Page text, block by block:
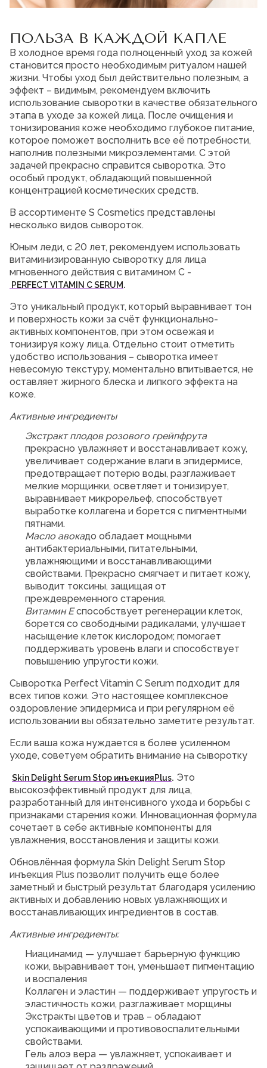
Доставка и оплата
Магазины
Блог
Контакты
Франшиза
Интернет-магазин:
+7-987-089-69-00
8 (800) 600-94-04
Заказать звонок
ПОЛЬЗА В КАЖДОЙ КАПЛЕ
В холодное время года полноценный уход за кожей
становится просто необходимым ритуалом нашей
жизни. Чтобы уход был действительно полезным, а
эффект – видимым, рекомендуем включить
использование сыворотки в качестве обязательного
этапа в уходе за кожей лица. После очищения и
тонизирования коже необходимо глубокое питание,
которое поможет восполнить все её потребности,
наполнив полезными микроэлементами. С этой
задачей прекрасно справится сыворотка. Это
особый продукт, обладающий повышенной
концентрацией косметических средств.
В ассортименте S Cosmetics представлены
несколько видов сывороток.
Юным леди, c 20 лет, рекомендуем использовать
витаминизированную сыворотку для лица
мгновенного действия с витамином С -
PERFECT VITAMIN C SERUM.
Это уникальный продукт, который выравнивает тон
и поверхность кожи за счёт функционально-
активных компонентов, при этом освежая и
тонизируя кожу лица. Отдельно стоит отметить
удобство использования – сыворотка имеет
невесомую текстуру, моментально впитывается, не
оставляет жирного блеска и липкого эффекта на
коже.
Активные ингредиенты
Экстракт плодов розового грейпфрута
прекрасно увлажняет и восстанавливает кожу,
увеличивает содержание влаги в эпидермисе,
предотвращает потерю воды, разглаживает
мелкие морщинки, осветляет и тонизирует,
выравнивает микрорельеф, способствует
выработке коллагена и борется с пигментными
пятнами.
Масло авокадо обладает мощными
антибактериальными, питательными,
увлажняющими и восстанавливающими
свойствами. Прекрасно смягчает и питает кожу,
выводит токсины, защищая от
преждевременного старения.
Витамин Еспособствует регенерации клеток,
борется со свободными радикалами, улучшает
насыщение клеток кислородом; помогает
поддерживать уровень влаги и способствует
повышению упругости кожи.
Сыворотка Perfect Vitamin C Serum подходит для
всех типов кожи. Это настоящее комплексное
оздоровление эпидермиса и при регулярном её
использовании вы обязательно заметите результат.
Если ваша кожа нуждается в более усиленном
уходе, советуем обратить внимание на сыворотку
Skin Delight Serum Stop инъекцияPlus. Это
высокоэффективный продукт для лица,
разработанный для интенсивного ухода и борьбы с
признаками старения кожи. Инновационная формула
сочетает в себе активные компоненты для
увлажнения, восстановления и защиты кожи.
Обновлённая формула Skin Delight Serum Stop
инъекция Plus позволит получить еще более
заметный и быстрый результат благодаря усилению
активных и добавлению новых увлажняющих и
восстанавливающих ингредиентов в состав.
Активные ингредиенты:
Ниацинамид — улучшает барьерную функцию
кожи, выравнивает тон, уменьшает пигментацию
и воспаления
Коллаген и эластин — поддерживает упругость и
эластичность кожи, разглаживает морщины
Экстракты цветов и трав – обладают
успокаивающими и противовоспалительными
свойствами.
Гель алоэ вера — увлажняет, успокаивает и